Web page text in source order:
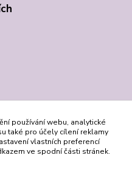
používání webu, analytické
také pro účely cílení reklamy
vlastních preferencí
ve spodní části stránek.